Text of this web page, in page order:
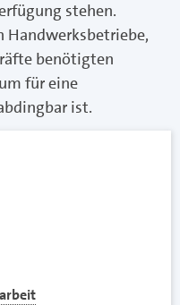
stehen.
Handwerksbetriebe,
benötigten
für eine
ist.